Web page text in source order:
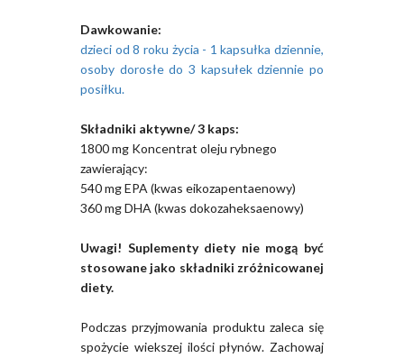
Dawkowanie:
dzieci od 8 roku życia - 1 kapsułka dziennie,
osoby dorosłe do 3 kapsułek dziennie po
posiłku.
Składniki aktywne/ 3 kaps:
1800 mg Koncentrat oleju rybnego
zawierający:
540 mg EPA (kwas eikozapentaenowy)
360 mg DHA (kwas dokozaheksaenowy)
Uwagi! Suplementy diety nie mogą być
stosowane jako składniki zróżnicowanej
diety.
Podczas przyjmowania produktu zaleca się
spożycie wiekszej ilości płynów. Zachowaj